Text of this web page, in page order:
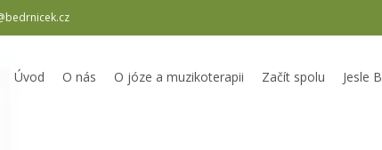
Úvod O nás O józe a muzikoterapii Začít spolu Jesle
Začít spolu Jesle Bedrníček Školka Bedrníček